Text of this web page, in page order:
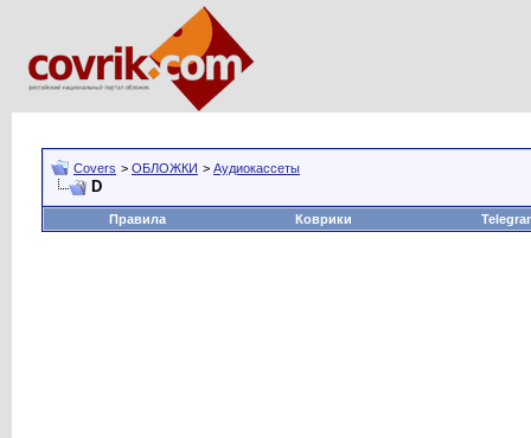
Covers > ОБЛОЖКИ > Аудиокассеты
D
Правила Коврики